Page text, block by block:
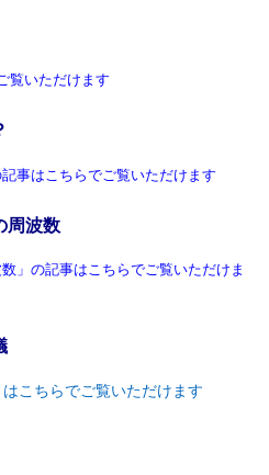
覧いただけます
事はこちらでご覧いただけます
周波数
」の記事はこちらでご覧いただけま
こちらでご覧いただけます